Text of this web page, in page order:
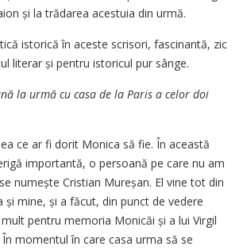
și la trădarea acestuia din urmă.
istorică în aceste scrisori, fascinantă, zic
literar și pentru istoricul pur sânge.
la urmă cu casa de la Paris a celor doi
ce ar fi dorit Monica să fie. În această
importantă, o persoană pe care nu am
numește Cristian Mureșan. El vine tot din
și mine, și a făcut, din punct de vedere
pentru memoria Monicăi și a lui Virgil
momentul în care casa urma să se